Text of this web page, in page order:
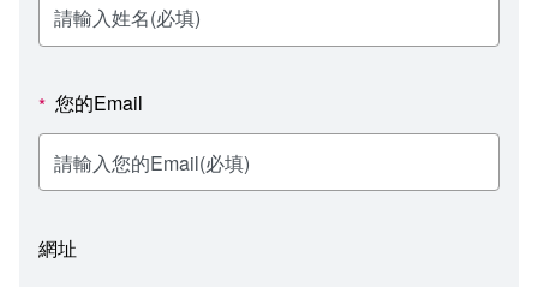
新聞媒體專區
校園行事曆
報名系統
線上報名查詢
影音資訊
學習指導中心
輔導處
研發處
秘書處出納組
大眾傳播學系
外國語文學系
文化藝術學系
健康管理與促進學系
校務系統
課程大綱
網路選課
校園行事曆
校內系統
資訊服務線上報修系統
消耗品申請
教室‧會議室預約系統
問卷調查
法令規章
政府公開資訊
* 您的Email
網址